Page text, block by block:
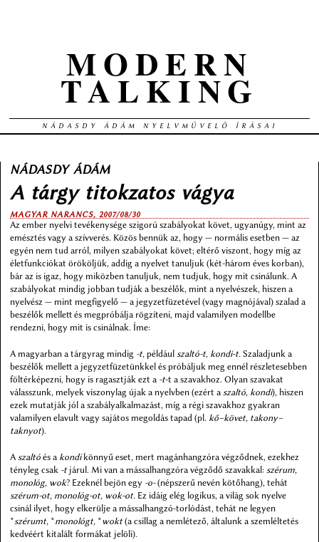
MODERN
TALKING
NÁDASDY ÁDÁM NYELVMŰVELŐ ÍRÁSAI
NÁDASDY ÁDÁM
A tárgy titokzatos vágya
MAGYAR NARANCS, 2007/08/30
Az ember nyelvi tevékenysége szigorú szabályokat követ, ugyanúgy, mint az
emésztés vagy a szívverés. Közös bennük az, hogy — normális esetben — az
egyén nem tud arról, milyen szabályokat követ; eltérő viszont, hogy míg az
életfunkciókat örököljük, addig a nyelvet tanuljuk (két-három éves korban),
bár az is igaz, hogy miközben tanuljuk, nem tudjuk, hogy mit csinálunk. A
szabályokat mindig jobban tudják a beszélők, mint a nyelvészek, hiszen a
nyelvész — mint megfigyelő — a jegyzetfüzetével (vagy magnójával) szalad a
beszélők mellett és megpróbálja rögzíteni, majd valamilyen modellbe
rendezni, hogy mit is csinálnak. Íme:
A magyarban a tárgyrag mindig -t, például szaltó-t, kondi-t. Szaladjunk a
beszélők mellett a jegyzetfüzetünkkel és próbáljuk meg ennél részletesebben
föltérképezni, hogy is ragasztják ezt a -t-t a szavakhoz. Olyan szavakat
válasszunk, melyek viszonylag újak a nyelvben (ezért a szaltó, kondi), hiszen
ezek mutatják jól a szabályalkalmazást, míg a régi szavakhoz gyakran
valamilyen elavult vagy sajátos megoldás tapad (pl. kő–követ, takony–
taknyot).
A szaltó és a kondikönnyű eset, mert magánhangzóra végződnek, ezekhez
tényleg csak -tjárul. Mi van a mássalhangzóra végződő szavakkal: szérum,
monológ, wok? Ezeknél bejön egy -o-(népszerű nevén kötőhang), tehát
szérum-ot, monológ-ot, wok-ot. Ez idáig elég logikus, a világ sok nyelve
csinál ilyet, hogy elkerülje a mássalhangzó-torlódást, tehát ne legyen
*szérumt, *monológt, *wokt(a csillag a nemlétező, általunk a szemléltetés
kedvéért kitalált formákat jelöli).